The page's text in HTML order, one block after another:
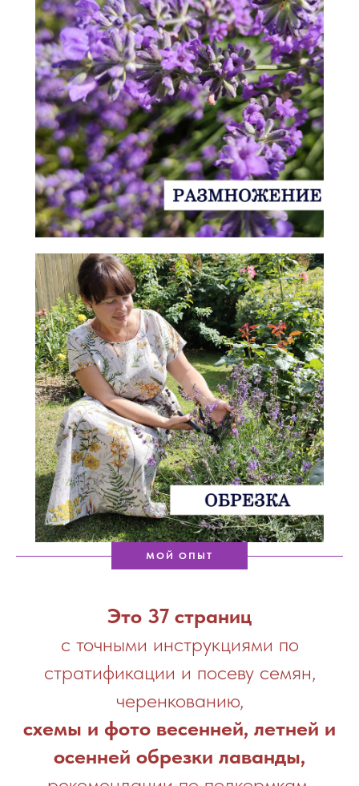
МОЙ ОПЫТ
Это 37 страниц
с точными инструкциями по
стратификации и посеву семян,
черенкованию,
схемы и фото весенней, летней и
осенней обрезки лаванды,